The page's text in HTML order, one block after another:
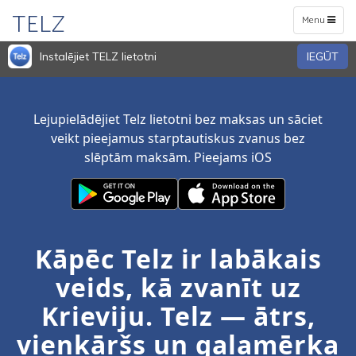
Toggle
navigation
Menu
TELZ
Instalējiet TELZ lietotni IEGŪT
Lejupielādējiet Telz lietotni bez maksas un sāciet
veikt pieejamus starptautiskus zvanus bez
slēptām maksām. Pieejams iOS
Kāpēc Telz ir labākais
veids, kā zvanīt uz
Krieviju. Telz — ātrs,
vienkāršs un galamērķa